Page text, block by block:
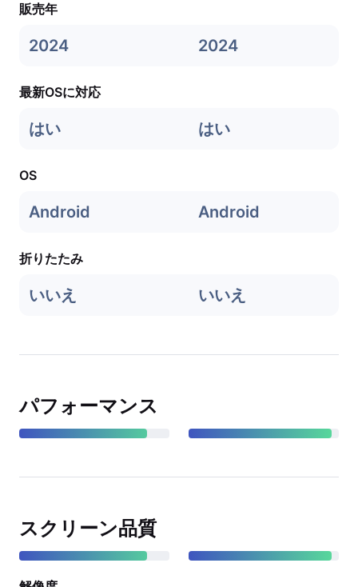
販売年
2024 2024
最新OSに対応
はい はい
OS
Android Android
折りたたみ
いいえ いいえ
パフォーマンス
スクリーン品質